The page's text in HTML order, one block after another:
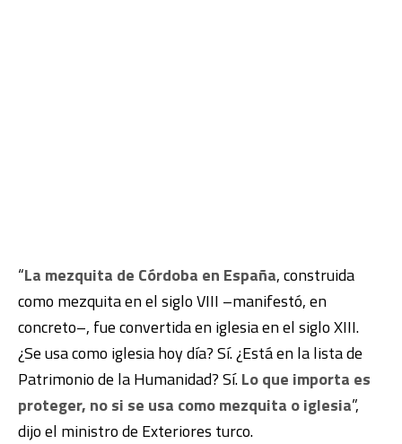
“La mezquita de Córdoba en España, construida
como mezquita en el siglo VIII –manifestó, en
concreto–, fue convertida en iglesia en el siglo XIII.
¿Se usa como iglesia hoy día? Sí. ¿Está en la lista de
Patrimonio de la Humanidad? Sí.Lo que importa es
proteger, no si se usa como mezquita o iglesia”,
dijo el ministro de Exteriores turco.